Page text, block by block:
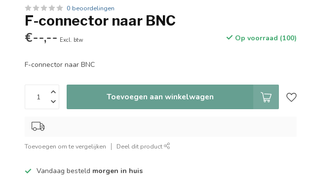
0 beoordelingen
F-connector naar BNC
€--,-- Excl. btw Op voorraad (100)
F-connector naar BNC
Toevoegen aan winkelwagen
Toevoegen om te vergelijken Deel dit product
Vandaag besteld morgen in huis